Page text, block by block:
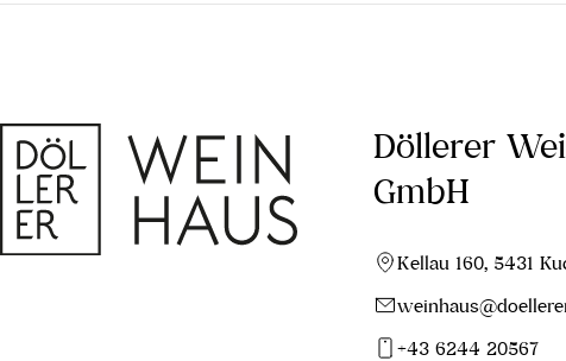
Döllerer
GmbH
Kellau 160, 5431
+43 6244 20567